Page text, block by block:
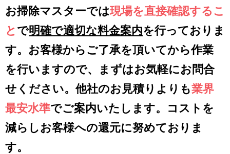
お掃除マスターでは現場を直接確認するこ
と で明確で適切な料金案内を行っておりま
す。お客様からご了承を頂いてから作業
を行いますので、まずはお気軽にお問合
せください。他社のお見積りよりも業界
最安水準でご案内いたします。コストを
減らしお客様への還元に努めておりま
す。